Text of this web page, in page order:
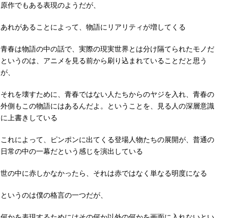
原作でもある表現のようだが、
あれがあることによって、物語にリアリティが増してくる
青春は物語の中の話で、実際の現実世界とは分け隔てられたモノだ
というのは、アニメを見る前から刷り込まれていることだと思う
が、
それを壊すために、青春ではない人たちからのヤジを入れ、青春の
外側もこの物語にはあるんだよ。ということを、見る人の深層意識
に上書きしている
これによって、ピンポンに出てくる登場人物たちの展開が、普通の
日常の中の一幕だという感じを演出している
世の中に赤しかなかったら、それは赤ではなく単なる明度になる
というのは僕の格言の一つだが、